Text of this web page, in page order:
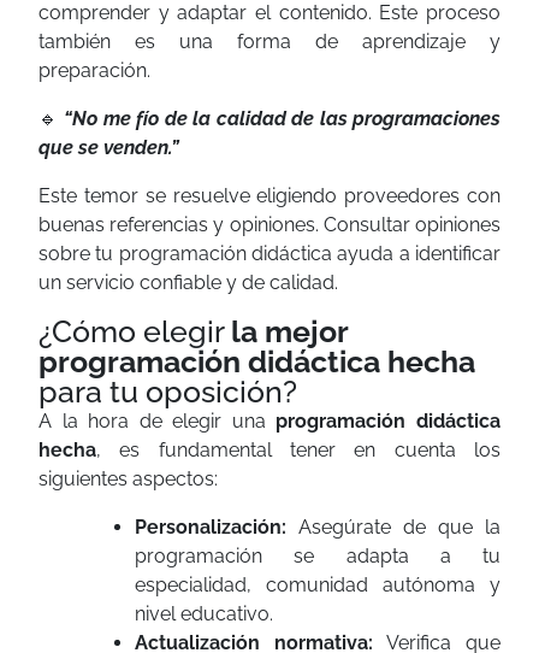
comprender y adaptar el contenido. Este proceso
también es una forma de aprendizaje y
preparación.
🔹 “No me fío de la calidad de las programaciones
que se venden.”
Este temor se resuelve eligiendo proveedores con
buenas referencias y opiniones. Consultar opiniones
sobre tu programación didáctica ayuda a identificar
un servicio confiable y de calidad.
¿Cómo elegir la mejor
programación didáctica hecha
para tu oposición?
A la hora de elegir una programación didáctica
hecha, es fundamental tener en cuenta los
siguientes aspectos:
Personalización: Asegúrate de que la
programación se adapta a tu
especialidad, comunidad autónoma y
nivel educativo.
Actualización normativa: Verifica que